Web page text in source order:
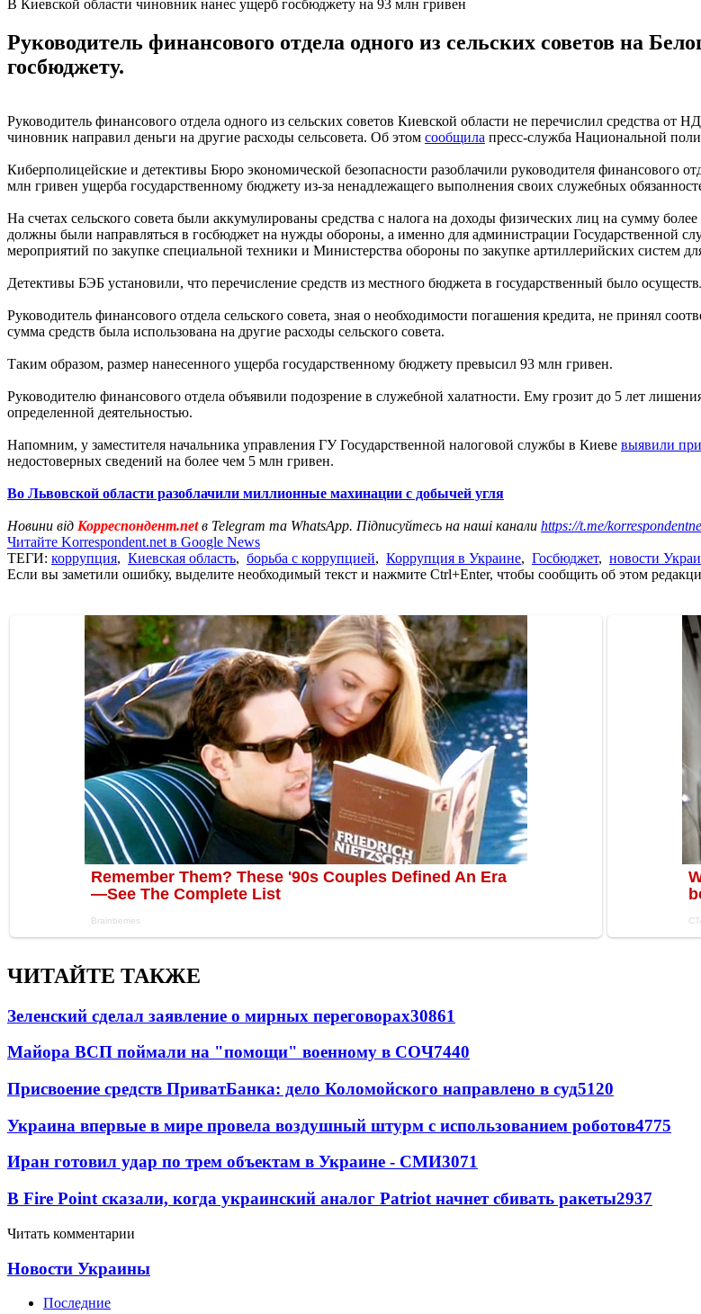
В Киевской области чиновник нанес ущерб госбюджету на 93 млн гривен
Руководитель финансового отдела одного из сельских советов на
госбюджету.
Руководитель финансового отдела одного из сельских советов Киевской области не перечислил средства
чиновник направил деньги на другие расходы сельсовета. Об этом сообщила пресс-служба Национальной
Киберполицейские и детективы Бюро экономической безопасности разоблачили руководителя финансового
млн гривен ущерба государственному бюджету из-за ненадлежащего выполнения своих служебных
На счетах сельского совета были аккумулированы средства с налога на доходы физических лиц на сумму
должны были направляться в госбюджет на нужды обороны, а именно для администрации Государственной
мероприятий по закупке специальной техники и Министерства обороны по закупке артиллерийских систем
Детективы БЭБ установили, что перечисление средств из местного бюджета в государственный было
Руководитель финансового отдела сельского совета, зная о необходимости погашения кредита, не принял
сумма средств была использована на другие расходы сельского совета.
Таким образом, размер нанесенного ущерба государственному бюджету превысил 93 млн гривен.
Руководителю финансового отдела объявили подозрение в служебной халатности. Ему грозит до 5 лет
определенной деятельностью.
Напомним, у заместителя начальника управления ГУ Государственной налоговой службы в Киеве выявили
недостоверных сведений на более чем 5 млн гривен.
Во Львовской области разоблачили миллионные махинации с добычей угля
Новини від Корреспондент.netв Telegram та WhatsApp. Підписуйтесь на наші канали https://t.me/
Читайте Korrespondent.net в Google News
ТЕГИ: коррупция, Киевская область, борьба с коррупцией, Коррупция в Украине, Госбюджет, новости
Если вы заметили ошибку, выделите необходимый текст и нажмите Ctrl+Enter, чтобы сообщить об этом
ЧИТАЙТЕ ТАКЖЕ
Зеленский сделал заявление о мирных переговорах30861
Майора ВСП поймали на "помощи" военному в СОЧ7440
Присвоение средств ПриватБанка: дело Коломойского направлено в суд5120
Украина впервые в мире провела воздушный штурм с использованием роботов4775
Иран готовил удар по трем объектам в Украине - СМИ3071
В Fire Point сказали, когда украинский аналог Patriot начнет сбивать ракеты2937
Читать комментарии
Новости Украины
Последние